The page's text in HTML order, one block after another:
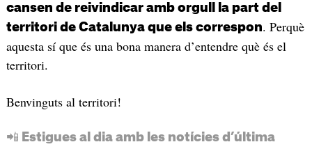
cansen de reivindicar amb orgull la part del
territori de Catalunya que els correspon. Perquè
aquesta sí que és una bona manera d’entendre què és el
territori.
Benvinguts al territori!
📲 Estigues al dia amb les notícies d’última